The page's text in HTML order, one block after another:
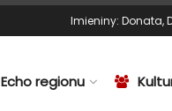
Imieniny: Donata,
Echo regionu